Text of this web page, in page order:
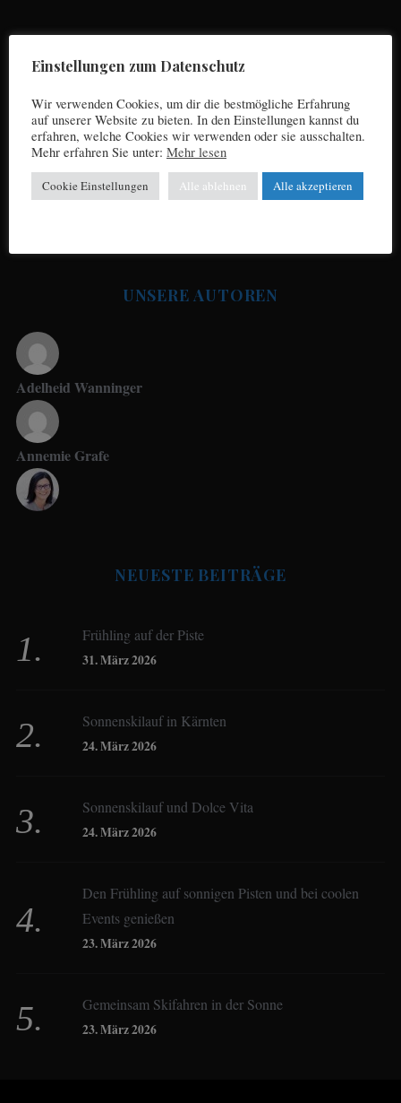
Impressum
UNSERE AUTOREN
Adelheid Wanninger
Annemie Grafe
Birgit Werner
Christoph Schrahe
Derk Hoberg
Dominique Schroller
NEUESTE BEITRÄGE
Frühling auf der Piste
31. März 2026
Sonnenskilauf in Kärnten
24. März 2026
Sonnenskilauf und Dolce Vita
24. März 2026
Den Frühling auf sonnigen Pisten und bei coolen
Events genießen
23. März 2026
Gemeinsam Skifahren in der Sonne
23. März 2026
c
f
o
r
:
Einstellungen zum Datenschutz
Wir verwenden Cookies, um dir die bestmögliche Erfahrung
auf unserer Website zu bieten. In den Einstellungen kannst du
erfahren, welche Cookies wir verwenden oder sie ausschalten.
Mehr erfahren Sie unter: Mehr lesen
Cookie Einstellungen Alle ablehnen Alle akzeptieren